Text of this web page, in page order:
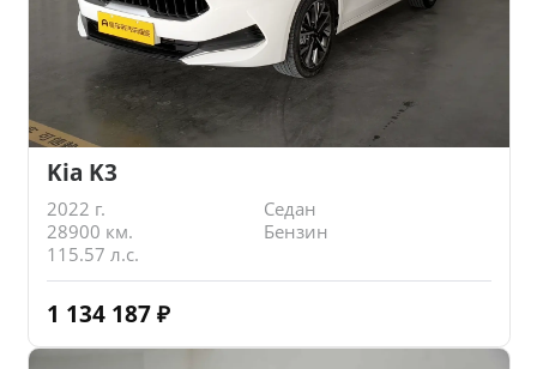
Kia K3
2022 г.
Седан
28900 км.
Бензин
115.57 л.с.
1 134 187 ₽